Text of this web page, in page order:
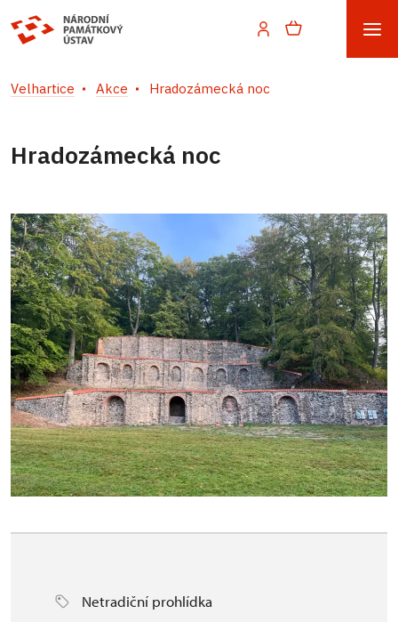
Velhartice Akce Hradozámecká noc
Hradozámecká noc
Netradiční prohlídka